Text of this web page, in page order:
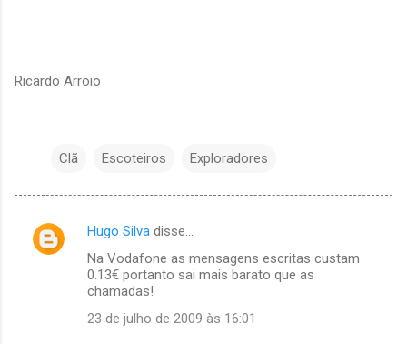
Ricardo Arroio
Clã Escoteiros Exploradores
C
Hugo Silva disse…
Na Vodafone as mensagens escritas custam
0.13€ portanto sai mais barato que as
chamadas!
23 de julho de 2009 às 16:01